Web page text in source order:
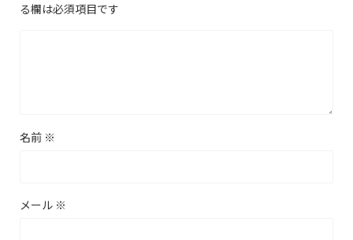
る欄は必須項目です
名前 ※
メール ※